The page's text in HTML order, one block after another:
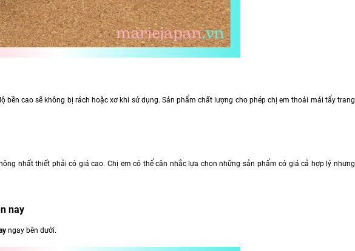
cao sẽ không bị rách hoặc xơ khi sử dụng. Sản phẩm chất lượng cho phép chị em thoải mái tẩy trang
nhất thiết phải có giá cao. Chị em có thể cân nhắc lựa chọn những sản phẩm có giá cả hợp lý nhưng
nay
ngay bên dưới.